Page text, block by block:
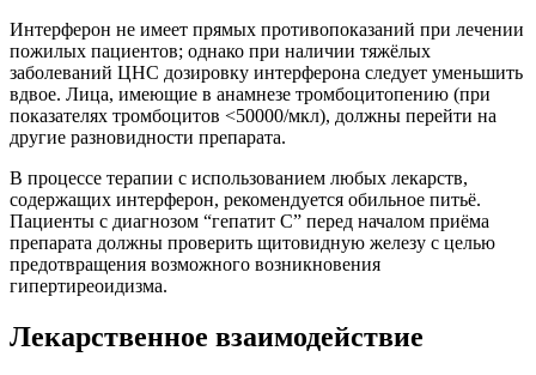
Интерферон не имеет прямых противопоказаний при лечении
пожилых пациентов; однако при наличии тяжёлых
заболеваний ЦНС дозировку интерферона следует уменьшить
вдвое. Лица, имеющие в анамнезе тромбоцитопению (при
показателях тромбоцитов <50000/мкл), должны перейти на
другие разновидности препарата.
В процессе терапии с использованием любых лекарств,
содержащих интерферон, рекомендуется обильное питьё.
Пациенты с диагнозом “гепатит C” перед началом приёма
препарата должны проверить щитовидную железу с целью
предотвращения возможного возникновения
гипертиреоидизма.
Лекарственное взаимодействие